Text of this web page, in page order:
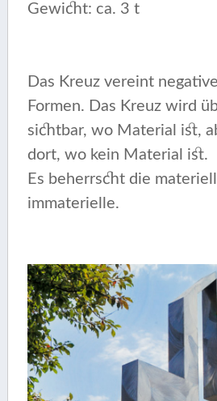
Gewicht: ca. 3 t
Das Kreuz vereint
Formen. Das Kreuz wird
sichtbar, wo Material ist,
dort, wo kein Material ist.
Es beherrscht die
immaterielle.